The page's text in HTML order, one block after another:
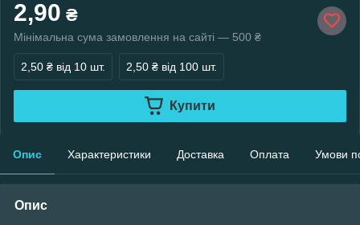
2,90 ₴
Мінімальна сума замовлення на сайті — 500 ₴
2,50 ₴ від 10 шт. 2,50 ₴ від 100 шт.
Купити
Опис Характеристики Доставка Оплата Умови
Опис